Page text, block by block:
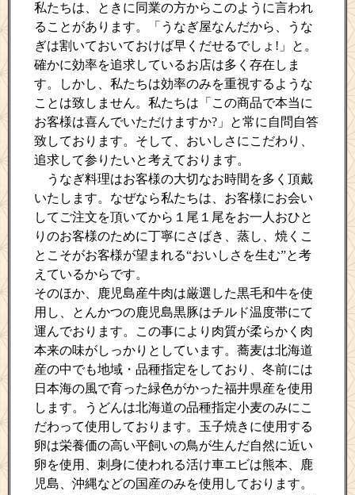
私たちは、ときに同業の方からこのように言われ
ることがあります。「うなぎ屋なんだから、うな
ぎは割いておいておけば早くだせるでしょ!」と。
確かに効率を追求しているお店は多く存在しま
す。しかし、私たちは効率のみを重視するような
ことは致しません。 私たちは「この商品で本当に
お客様は喜んでいただけますか?」と常に自問自答
致しております。 そして、おいしさにこだわり 、
追求して参りたいと考えております。
うなぎ料理はお客様の大切なお時間を多く頂戴
いたします。なぜなら私たちは、お客様にお会い
してご注文を頂いてから１尾１尾をお一人おひと
りのお客様のために丁寧にさばき、蒸し、焼くこ
とこそがお客様が望まれる“おいしさを生む”と考
えているからです。
そのほか、鹿児島産牛肉は厳選した黒毛和牛を使
用し、とんかつの鹿児島黒豚はチルド温度帯にて
運んでおります。この事により肉質が柔らかく肉
本来の味がしっかりとしています。蕎麦は北海道
産の中でも地域・品種指定をしており、冬前には
日本海の風で育った緑色がかった福井県産を使用
します。うどんは北海道の品種指定小麦のみにこ
だわって使用しております。玉子焼きに使用する
卵は栄養価の高い平飼いの鳥が生んだ自然に近い
卵を使用、刺身に使われる活け車エビは熊本、鹿
児島、沖縄などの国産のみを使用しております。